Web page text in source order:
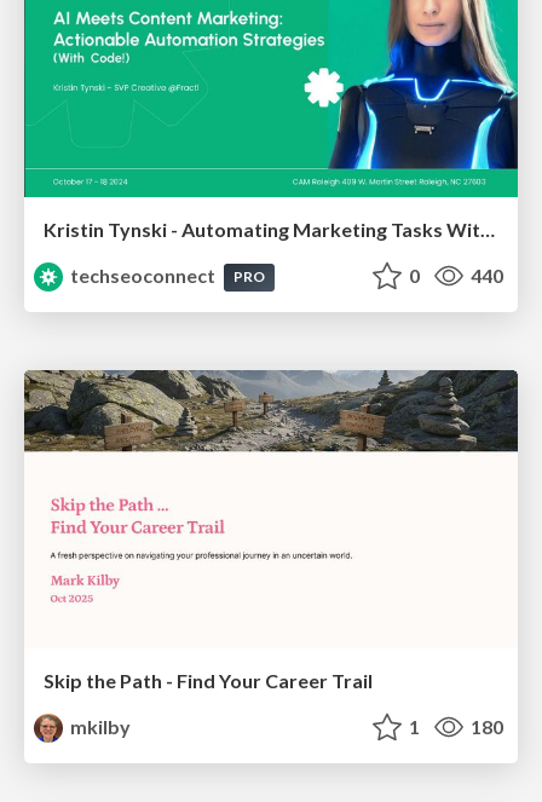
Kristin Tynski - Automating Marketing Tasks With AI
techseoconnect
PRO 0 440
Skip the Path - Find Your Career Trail
mkilby
1 180